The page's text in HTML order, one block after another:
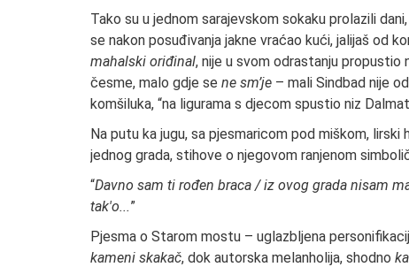
Tako su u jednom sarajevskom sokaku prolazili
se nakon posuđivanja jakne vraćao kući, jalijaš od
mahalski oriđinal, nije u svom odrastanju propustio
česme, malo gdje se ne sm’je – mali Sindbad nije
komšiluka, “na ligurama s djecom spustio niz
Na putu ka jugu, sa pjesmaricom pod miškom,
jednog grada, stihove o njegovom ranjenom
“Davno sam ti rođen braca / iz ovog grada nisam
tak'o...”
Pjesma o Starom mostu – uglazbljena
kameni skakač, dok autorska melanholija, shodno